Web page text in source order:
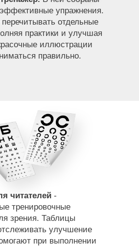
упражнения.
отдельные
практики и улучшая
иллюстрации
правильно.
читателей -
тренировочные
зрения. Таблицы
улучшение
при выполнении